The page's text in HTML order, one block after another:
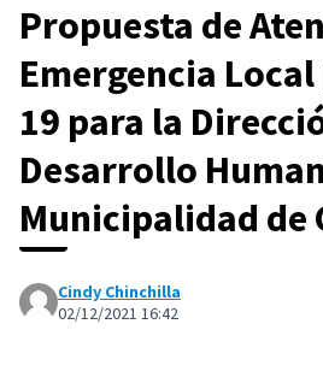
Propuesta de
Emergencia Local
19 para la
Desarrollo
Municipalidad de
Cindy Chinchilla
02/12/2021 16:42